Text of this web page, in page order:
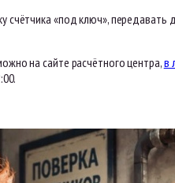
счётчика «под ключ»,
на сайте расчётного центра,в